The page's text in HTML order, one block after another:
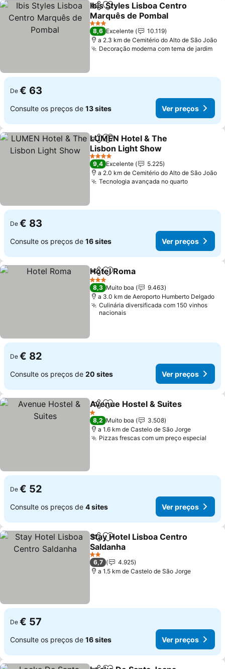
PartilharAdicionar aos favoritos
Ibis Styles Lisboa Centro
Marquês de Pombal
3 Estrelas
8,6 Excelente
10.119
a 2.3 km de Cemitério do Alto de São João
Decoração moderna com tema de jardim
De € 63
Consulte os preços de 13 sites Ver preços
PartilharAdicionar aos favoritos
LUMEN Hotel & The
Lisbon Light Show
4 Estrelas
9,4 Excelente
5.225
a 2.0 km de Cemitério do Alto de São João
Tecnologia avançada no quarto
De € 83
Consulte os preços de 16 sites Ver preços
PartilharAdicionar aos favoritos
Hotel Roma
3 Estrelas
8,3 Muito boa
9.463
a 3.0 km de Aeroporto Humberto Delgado
Culinária diversificada com 150 vinhos
nacionais
De € 82
Consulte os preços de 20 sites Ver preços
PartilharAdicionar aos favoritos
Avenue Hostel & Suites
1 Estrelas
8,2 Muito boa
3.508
a 1.6 km de Castelo de São Jorge
Pizzas frescas com um preço especial
De € 52
Consulte os preços de 4 sites Ver preços
PartilharAdicionar aos favoritos
Stay Hotel Lisboa Centro
Saldanha
2 Estrelas
6,7
4.925
a 1.5 km de Castelo de São Jorge
De € 57
Consulte os preços de 16 sites Ver preços